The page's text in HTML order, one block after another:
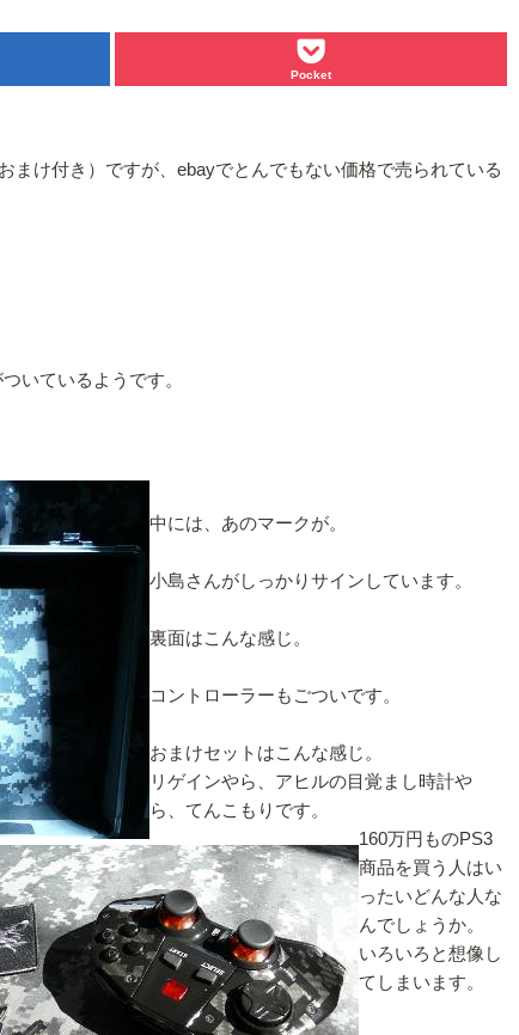
Pocket
まけ付き）ですが、ebayでとんでもない価格で売られている
いているようです。
中には、あのマークが。
小島さんがしっかりサインしています。
裏面はこんな感じ。
コントローラーもごついです。
おまけセットはこんな感じ。
リゲインやら、アヒルの目覚まし時計や
ら、てんこもりです。
160万円ものPS3
商品を買う人はい
ったいどんな人な
んでしょうか。
いろいろと想像し
てしまいます。